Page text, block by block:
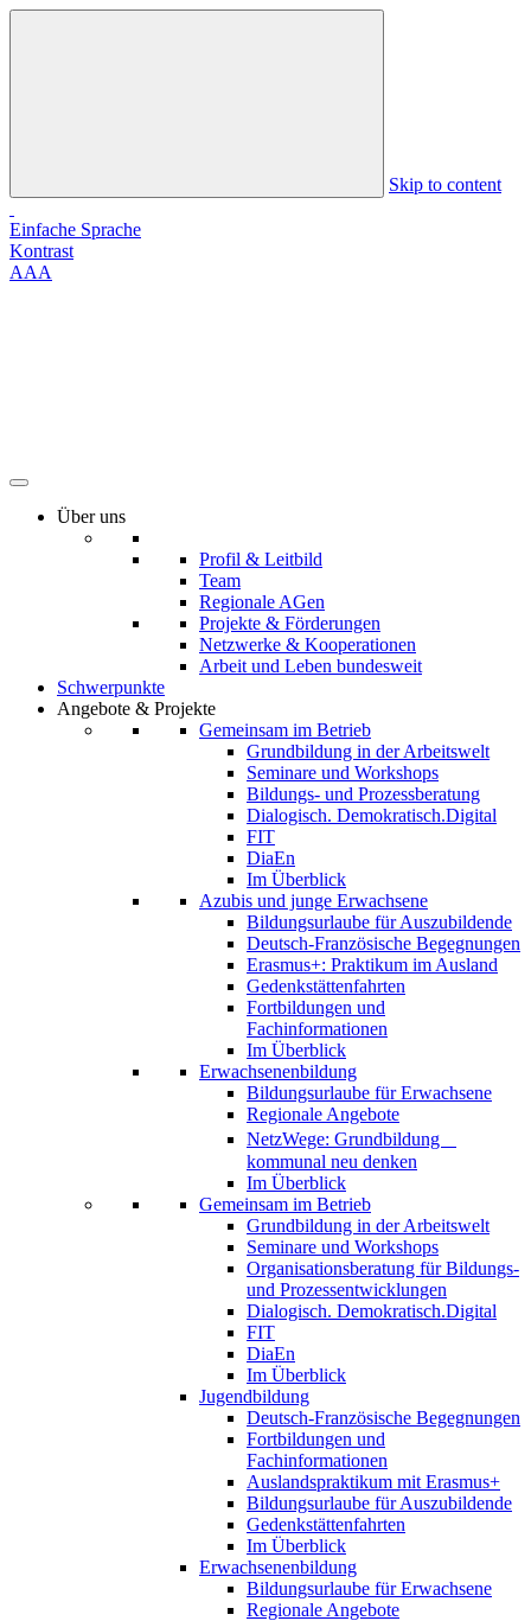
Skip to content
Einfache Sprache
Kontrast
AAA
Über uns
Profil & Leitbild
Team
Regionale AGen
Projekte & Förderungen
Netzwerke & Kooperationen
Arbeit und Leben bundesweit
Schwerpunkte
Angebote & Projekte
Gemeinsam im Betrieb
Grundbildung in der Arbeitswelt
Seminare und Workshops
Bildungs- und Prozessberatung
Dialogisch. Demokratisch.Digital
FIT
DiaEn
Im Überblick
Azubis und junge Erwachsene
Bildungsurlaube für Auszubildende
Deutsch-Französische Begegnungen
Erasmus+: Praktikum im Ausland
Gedenkstättenfahrten
Fortbildungen und
Fachinformationen
Im Überblick
Erwachsenenbildung
Bildungsurlaube für Erwachsene
Regionale Angebote
NetzWege: Grundbildung
kommunal neu denken
Im Überblick
Gemeinsam im Betrieb
Grundbildung in der Arbeitswelt
Seminare und Workshops
Organisationsberatung für Bildungs-
und Prozessentwicklungen
Dialogisch. Demokratisch.Digital
FIT
DiaEn
Im Überblick
Jugendbildung
Deutsch-Französische Begegnungen
Fortbildungen und
Fachinformationen
Auslandspraktikum mit Erasmus+
Bildungsurlaube für Auszubildende
Gedenkstättenfahrten
Im Überblick
Erwachsenenbildung
Bildungsurlaube für Erwachsene
Regionale Angebote